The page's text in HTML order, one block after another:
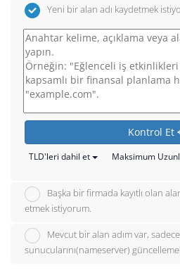
Yeni bir alan adı kaydetmek
Kontrol Et
TLD'leri dahil et Maksimum
Başka bir firmada kayıtlı olan
etmek istiyorum.
Mevcut bir alan adım var,
sunucularını(nameserver)